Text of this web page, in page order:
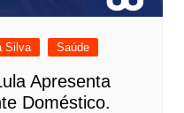
Silva Saúde
Apresenta
Doméstico.